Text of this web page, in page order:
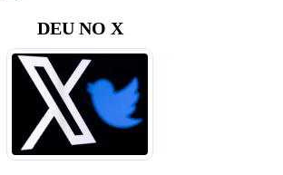
DEU NO X